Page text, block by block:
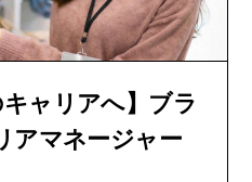
キャリアへ】ブラ
アマネージャー